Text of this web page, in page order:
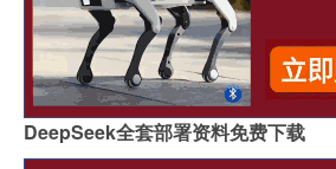
DeepSeek全套部署资料免费下载